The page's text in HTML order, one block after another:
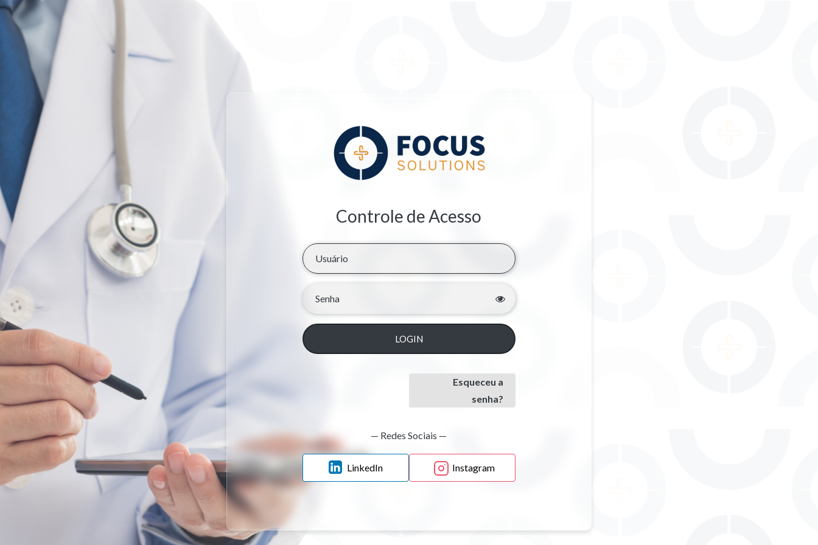
Controle de Acesso
LOGIN
Esqueceu a
senha?
— Redes Sociais —
LinkedIn Instagram